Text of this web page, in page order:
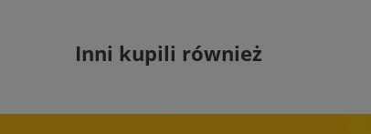
Inni kupili również